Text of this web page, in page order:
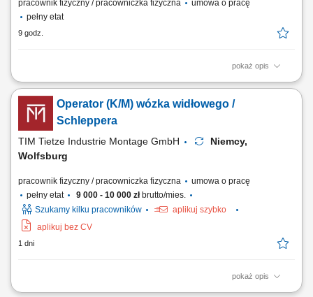
pracownik fizyczny / pracowniczka fizyczna
umowa o pracę
pełny etat
9 godz.
pokaż opis
Zadania: Przyjmowanie dostaw i przygotowywanie towarów do dalszej
wysyłki; Realizacja prac załadunkowych i wyładunkowych; Pomocnicze
prace magazynowe i dbanie o porządek w strefie logistycznej;
Operator (K/M) wózka widłowego /
Schleppera
TIM Tietze Industrie Montage GmbH
Niemcy,
Wolfsburg
pracownik fizyczny / pracowniczka fizyczna
umowa o pracę
pełny etat
9 000 - 10 000 złbrutto/mies.
Szukamy kilku pracowników
aplikuj szybko
aplikuj bez CV
1 dni
pokaż opis
Zakres obowiązków obsługa wózka widłowego lub schleppera;